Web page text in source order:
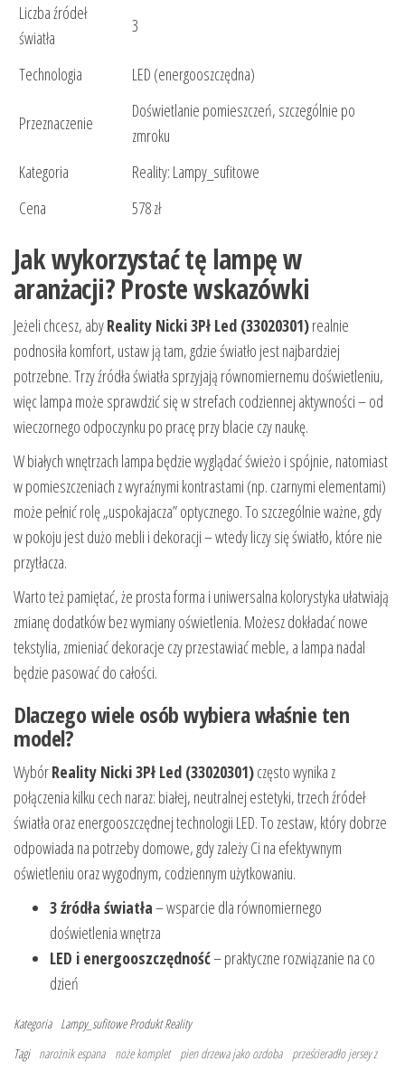
Liczba źródeł
światła
3
Technologia LED (energooszczędna)
Przeznaczenie
Doświetlanie pomieszczeń, szczególnie po
zmroku
Kategoria
Reality: Lampy_sufitowe
Cena
578 zł
Jak wykorzystać tę lampę w
aranżacji? Proste wskazówki
Jeżeli chcesz, abyReality Nicki 3Pł Led (33020301)realnie
podnosiła komfort, ustaw ją tam, gdzie światło jest najbardziej
potrzebne. Trzy źródła światła sprzyjają równomiernemu doświetleniu,
więc lampa może sprawdzić się w strefach codziennej aktywności – od
wieczornego odpoczynku po pracę przy blacie czy naukę.
W białych wnętrzach lampa będzie wyglądać świeżo i spójnie, natomiast
w pomieszczeniach z wyraźnymi kontrastami (np. czarnymi elementami)
może pełnić rolę „uspokajacza” optycznego. To szczególnie ważne, gdy
w pokoju jest dużo mebli i dekoracji – wtedy liczy się światło, które nie
przytłacza.
Warto też pamiętać, że prosta forma i uniwersalna kolorystyka ułatwiają
zmianę dodatków bez wymiany oświetlenia. Możesz dokładać nowe
tekstylia, zmieniać dekoracje czy przestawiać meble, a lampa nadal
będzie pasować do całości.
Dlaczego wiele osób wybiera właśnie ten
model?
WybórReality Nicki 3Pł Led (33020301)często wynika z
połączenia kilku cech naraz: białej, neutralnej estetyki, trzech źródeł
światła oraz energooszczędnej technologii LED. To zestaw, który dobrze
odpowiada na potrzeby domowe, gdy zależy Ci na efektywnym
oświetleniu oraz wygodnym, codziennym użytkowaniu.
3 źródła światła– wsparcie dla równomiernego
doświetlenia wnętrza
LED i energooszczędność– praktyczne rozwiązanie na co
dzień
Kategoria Lampy_sufitowe Produkt Reality
Tagi narożnik espana noże komplet pien drzewa jako ozdoba
prześcieradło jersey z